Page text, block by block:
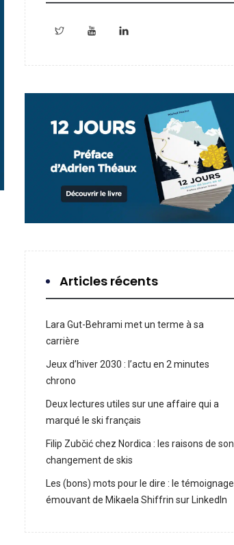
Articles récents
Lara Gut-Behrami met un terme à sa
carrière
Jeux d’hiver 2030 : l’actu en 2 minutes
chrono
Deux lectures utiles sur une affaire qui a
marqué le ski français
Filip Zubčić chez Nordica : les raisons de son
changement de skis
Les (bons) mots pour le dire : le témoignage
émouvant de Mikaela Shiffrin sur LinkedIn